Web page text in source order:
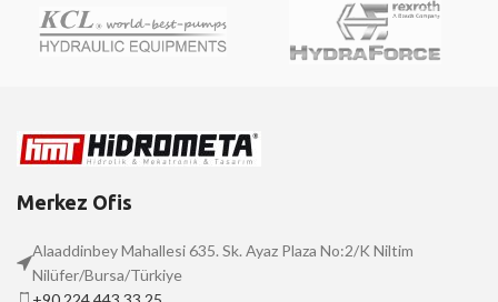
Merkez Ofis
Alaaddinbey Mahallesi 635. Sk. Ayaz Plaza No:2/K Niltim
Nilüfer/Bursa/Türkiye